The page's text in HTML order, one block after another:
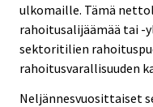
ulkomaille. Tämä
rahoitusalijäämää tai -
sektoritilien
rahoitusvarallisuuden
Neljännesvuosittaiset